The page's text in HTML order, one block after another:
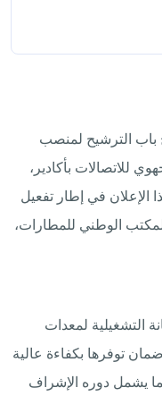
الترشيح لمنصب
للاتصالات بأكادير،
الإعلان في إطار تفعيل
14.89 المتعلق بالمكتب الوطني للمطارات،
التشغيلية لمعدات
توفرها بكفاءة عالية
يشمل دوره الإشراف